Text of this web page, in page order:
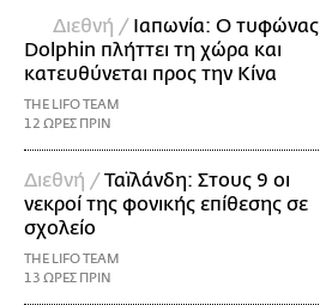
Διεθνή / Ιαπωνία: Ο τυφώνας
Dolphin πλήττει τη χώρα και
κατευθύνεται προς την Κίνα
THE LIFO TEAM
12 ΩΡΕΣ ΠΡΙΝ
Διεθνή /Ταϊλάνδη: Στους 9 οι
νεκροί της φονικής επίθεσης σε
σχολείο
THE LIFO TEAM
13 ΩΡΕΣ ΠΡΙΝ